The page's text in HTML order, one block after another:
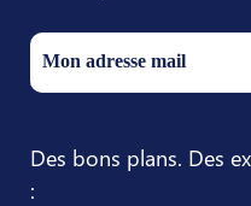
Des bons plans. Des
: